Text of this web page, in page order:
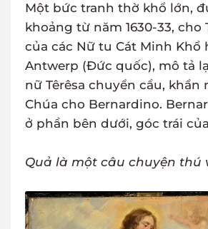
Một bức tranh thờ khổ lớn,
khoảng từ năm 1630-33,
của các Nữ tu Cát Minh Khổ
Antwerp (Đức quốc), mô tả
nữ Têrêsa chuyển cầu, khẩn
Chúa cho Bernardino.
ở phần bên dưới, góc trái
Quả là một câu chuyện thú